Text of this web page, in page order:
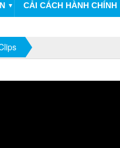
▼ CẢI CÁCH HÀNH CHÍNH